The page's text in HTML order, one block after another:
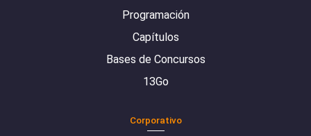
Programación
Capítulos
Bases de Concursos
13Go
Corporativo